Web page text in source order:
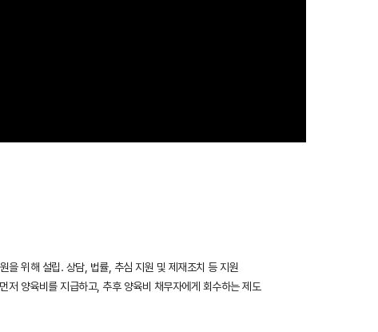
을 위해 설립. 상담, 법률, 추심 지원 및 제재조치 등 지원
양육비를 지급하고, 추후 양육비 채무자에게 회수하는 제도